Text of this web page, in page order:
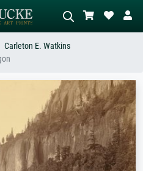
Beskriv scenen – for eksempel grønn
eng, abstrakt med mye rødt, mørkt
oljemaleri, stående akt ved et tre.
Carleton E. Watkins